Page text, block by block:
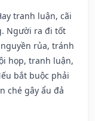
tranh luận, cãi
Người ra đi tốt
rủa, tránh
họp, tranh luận,
bắt buộc phải
ché gây ẩu đả